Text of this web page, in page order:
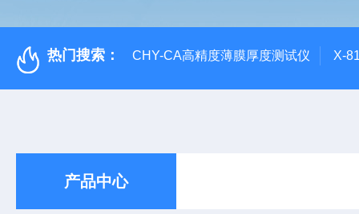
热门搜索： CHY-CA高精度薄膜厚度测试仪 X-
产品中心